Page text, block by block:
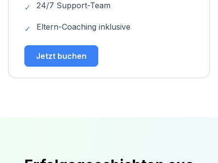
✓ 24/7 Support-Team
✓ Eltern-Coaching inklusive
Jetzt buchen